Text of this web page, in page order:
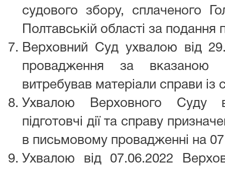
судового збору, сплаченого
Полтавській області за
Верховний Суд ухвалою від
провадження за вказаною
витребував матеріали справи із
Ухвалою Верховного Суду
підготовчі дії та справу
в письмовому провадженні на
Ухвалою від 07.06.2022